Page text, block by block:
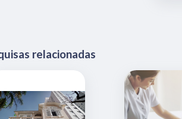
relacionadas